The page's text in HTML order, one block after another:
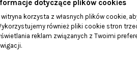
lekkich skrzydeł
brązowy
dotyczące plików cookies
witryna korzysta z własnych plików cookie,
również pliki cookie stron
reklam związanych z Twoimi